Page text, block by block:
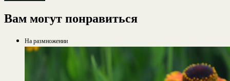
Вам могут понравиться
На размножении